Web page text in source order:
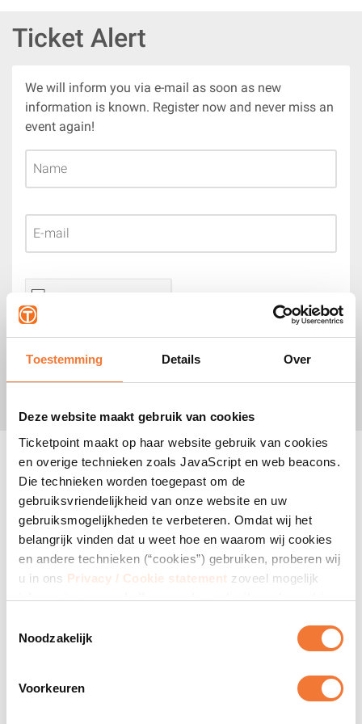
Toestemming Details Over
Deze website maakt gebruik van cookies
Ticketpoint maakt op haar website gebruik van cookies
en overige technieken zoals JavaScript en web beacons.
Die technieken worden toegepast om de
gebruiksvriendelijkheid van onze website en uw
gebruiksmogelijkheden te verbeteren. Omdat wij het
belangrijk vinden dat u weet hoe en waarom wij cookies
en andere technieken (“cookies”) gebruiken, proberen wij
u in ons Privacy / Cookie statement zoveel mogelijk
informatie te verschaffen over het gebruik en de werking
Ticketpoint niet garanderen dat onze website goed blijft
werken. Het kan zijn dat enkele functies van de website
verloren gaan of dat u de websites zelfs helemaal niet
meer kunt bezoeken. Daarnaast betekent het blokkeren
Noodzakelijk
Voorkeuren
Ticket Alert
We will inform you via e-mail as soon as new
information is known. Register now and never miss an
event again!
Locatie:
RTM Stage
3084 BA Rotterdam NL
Wheelchair:
Wheelchair and companion tickets are exclusively available
by phone with the phonenumber 0900 – 9000 8000 or from
another country with +31 (0)20 262 2141.